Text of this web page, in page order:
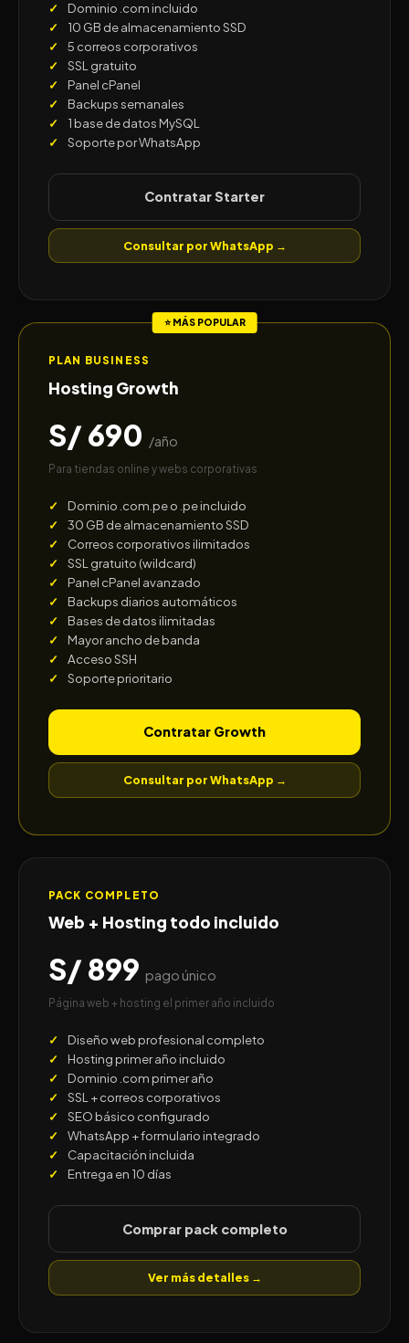
Dominio .com incluido
10 GB de almacenamiento SSD
5 correos corporativos
SSL gratuito
Panel cPanel
Backups semanales
1 base de datos MySQL
Soporte por WhatsApp
Contratar Starter
Consultar por WhatsApp →
PLAN BUSINESS
Hosting Growth
S/ 690 /año
Para tiendas online y webs corporativas
Dominio .com.pe o .pe incluido
30 GB de almacenamiento SSD
Correos corporativos ilimitados
SSL gratuito (wildcard)
Panel cPanel avanzado
Backups diarios automáticos
Bases de datos ilimitadas
Mayor ancho de banda
Acceso SSH
Soporte prioritario
Contratar Growth
Consultar por WhatsApp →
PACK COMPLETO
Web + Hosting todo incluido
S/ 899 pago único
Página web + hosting el primer año incluido
Diseño web profesional completo
Hosting primer año incluido
Dominio .com primer año
SSL + correos corporativos
SEO básico configurado
WhatsApp + formulario integrado
Capacitación incluida
Entrega en 10 días
Comprar pack completo
Ver más detalles →